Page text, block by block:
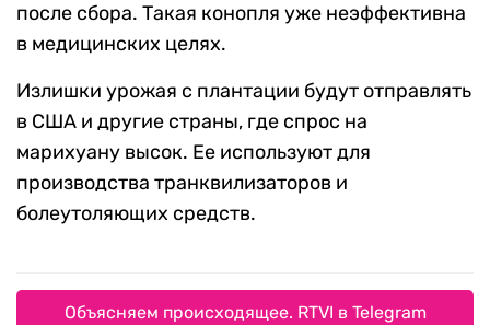
после сбора. Такая конопля уже неэффективна
в медицинских целях.
Излишки урожая с плантации будут отправлять
в США и другие страны, где спрос на
марихуану высок. Ее используют для
производства транквилизаторов и
болеутоляющих средств.
Объясняем происходящее. RTVI в Telegram